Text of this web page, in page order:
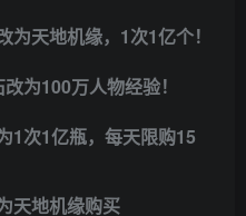
天地机缘，1次1亿个！
为100万人物经验！
1次1亿瓶，每天限购15
天地机缘购买